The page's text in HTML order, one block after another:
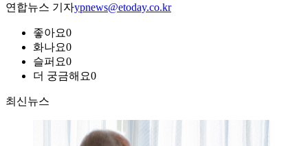
연합뉴스 기자ypnews@etoday.co.kr
좋아요0
화나요0
슬퍼요0
더 궁금해요0
최신뉴스